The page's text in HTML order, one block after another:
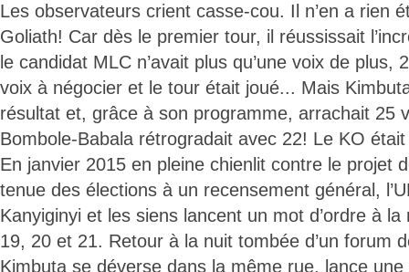
Les observateurs crient casse-cou. Il n’en a rien
Goliath! Car dès le premier tour, il réussissait
le candidat MLC n’avait plus qu’une voix de plus,
voix à négocier et le tour était joué... Mais
résultat et, grâce à son programme, arrachait 25
Bombole-Babala rétrogradait avec 22! Le KO
En janvier 2015 en pleine chienlit contre le projet
tenue des élections à un recensement général,
Kanyiginyi et les siens lancent un mot d’ordre à la
19, 20 et 21. Retour à la nuit tombée d’un forum
Kimbuta se déverse dans la même rue, lance